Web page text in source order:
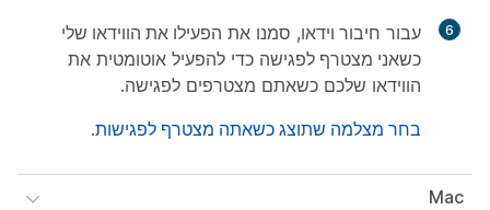
6 עבור חיבור וידאו, סמנו את הפעילו את הווידאו שלי
כשאני מצטרף לפגישה כדי להפעיל אוטומטית את
הווידאו שלכם כשאתם מצטרפים לפגישה.
בחר מצלמה שתוצג כשאתה מצטרף לפגישות.
Mac